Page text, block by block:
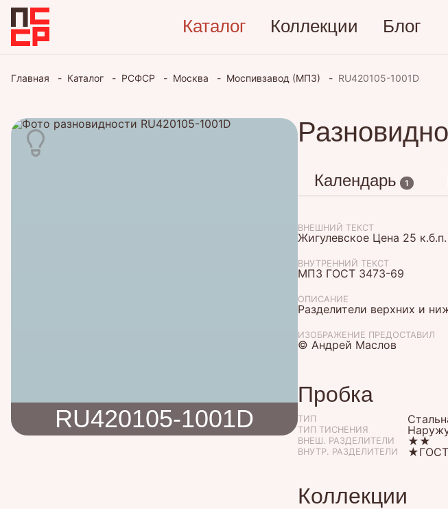
Каталог Коллекции Блог
Главная Каталог РСФСР Москва Моспивзавод (МПЗ) RU420105-1001D
RU420105-1001D
Календарь 1
ВНЕШНИЙ ТЕКСТ
Жигулевское Цена 25 к.б.п.
ВНУТРЕННИЙ ТЕКСТ
МПЗ ГОСТ 3473-69
ОПИСАНИЕ
Разделители верхних и
ИЗОБРАЖЕНИЕ ПРЕДОСТАВИЛ
© Андрей Маслов
Пробка
ТИП
ТИП ТИСНЕНИЯ
ВНЕШ. РАЗДЕЛИТЕЛИ ★★
ВНУТР. РАЗДЕЛИТЕЛИ
Коллекции